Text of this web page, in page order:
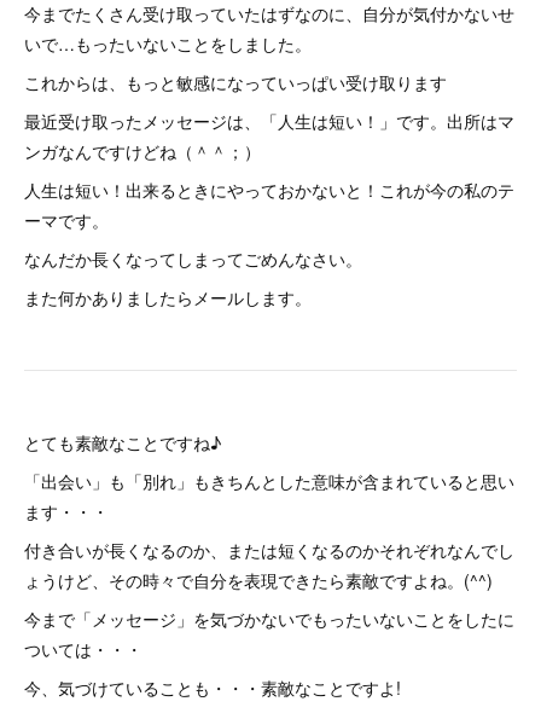
今までたくさん受け取っていたはずなのに、自分が気付かないせ
いで…もったいないことをしました。
これからは、もっと敏感になっていっぱい受け取ります
最近受け取ったメッセージは、「人生は短い！」です。出所はマ
ンガなんですけどね（＾＾；）
人生は短い！出来るときにやっておかないと！これが今の私のテ
ーマです。
なんだか長くなってしまってごめんなさい。
また何かありましたらメールします。
とても素敵なことですね♪
「出会い」も「別れ」もきちんとした意味が含まれていると思い
ます・・・
付き合いが長くなるのか、または短くなるのかそれぞれなんでし
ょうけど、その時々で自分を表現できたら素敵ですよね。(^^)
今まで「メッセージ」を気づかないでもったいないことをしたに
ついては・・・
今、気づけていることも・・・素敵なことですよ!